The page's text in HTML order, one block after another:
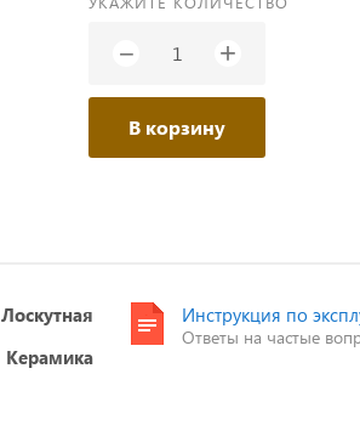
− +
В корзину
Лоскутная
Керамика
Инструкция по
Ответы на частые